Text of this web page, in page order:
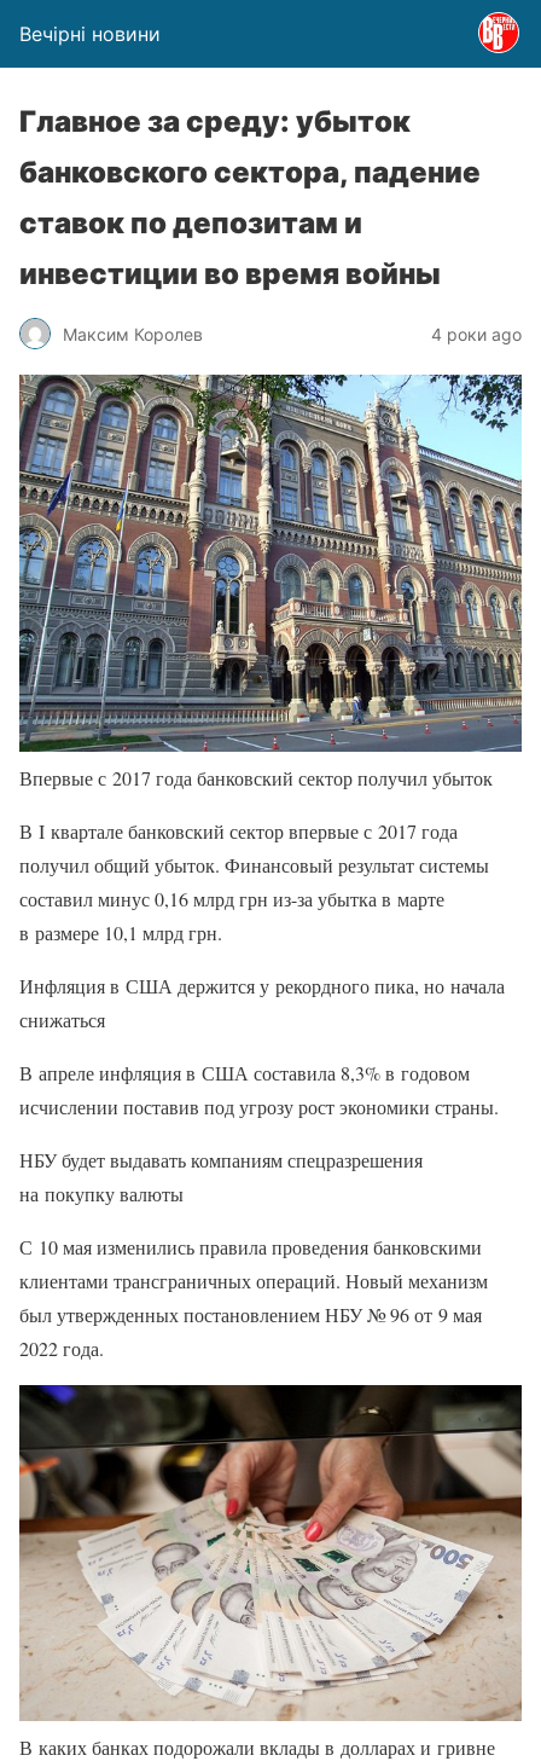
Вечірні новини
Главное за среду: убыток
банковского сектора, падение
ставок по депозитам и
инвестиции во время войны
Максим Королев 4 роки ago
Впервые с 2017 года банковский сектор получил убыток
В I квартале банковский сектор впервые с 2017 года
получил общий убыток. Финансовый результат системы
составил минус 0,16 млрд грн из-за убытка в марте
в размере 10,1 млрд грн.
Инфляция в США держится у рекордного пика, но начала
снижаться
В апреле инфляция в США составила 8,3% в годовом
исчислении поставив под угрозу рост экономики страны.
НБУ будет выдавать компаниям спецразрешения
на покупку валюты
С 10 мая изменились правила проведения банковскими
клиентами трансграничных операций. Новый механизм
был утвержденных постановлением НБУ № 96 от 9 мая
2022 года.
В каких банках подорожали вклады в долларах и гривне